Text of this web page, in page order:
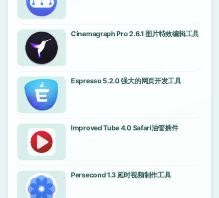
Cinemagraph Pro 2.6.1 图片特效编辑工具
Espresso 5.2.0 强大的网页开发工具
Improved Tube 4.0 Safari油管插件
Persecond 1.3 延时视频制作工具